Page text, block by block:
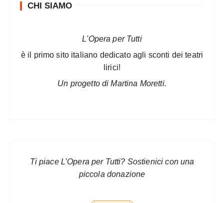
CHI SIAMO
L'Opera per Tutti
è il primo sito italiano dedicato agli sconti dei teatri
lirici!
Un progetto di Martina Moretti.
Ti piace L’Opera per Tutti? Sostienici con una
piccola donazione